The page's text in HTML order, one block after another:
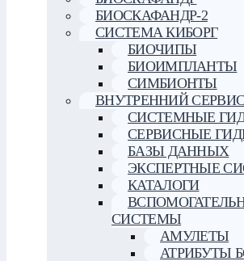
БИОСКАФАНДР-2
СИСТЕМА КИБОРГ
БИОЧИПЫ
БИОИМПЛАНТЫ
СИМБИОНТЫ
ВНУТРЕННИЙ СЕРВИС
СИСТЕМНЫЕ
СЕРВИСНЫЕ
БАЗЫ ДАННЫХ
ЭКСПЕРТНЫЕ
КАТАЛОГИ
СИСТЕМЫ
АМУЛЕТЫ
АТРИБУТЫ